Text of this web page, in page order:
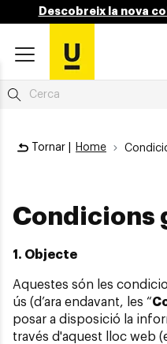
Descobreix la nova
Tornar | Home
Condicions
1. Objecte
Aquestes són les
ús (d’ara endavant, les “
posar a disposició la
través d'aquest lloc web